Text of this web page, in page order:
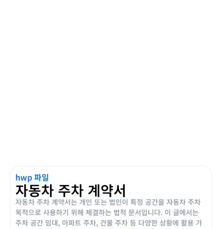
hwp 파일
자동차 주차 계약서
자동차 주차 계약서는 개인 또는 법인이 특정 공간을 자동차 주차
목적으로 사용하기 위해 체결하는 법적 문서입니다. 이 글에서는
주차 공간 임대, 아파트 주차, 건물 주차 등 다양한 상황에 활용 가